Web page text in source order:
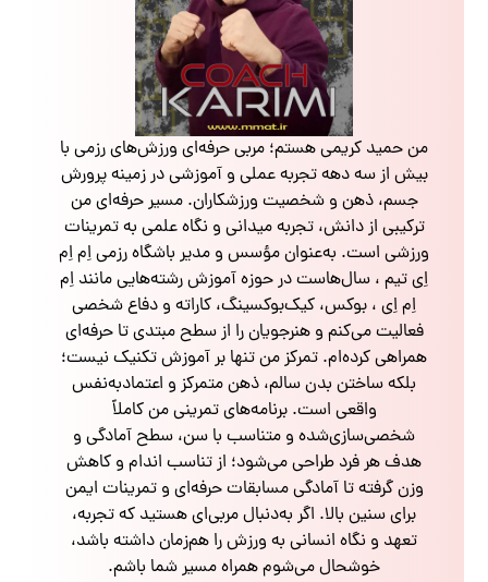
من حمید کریمی هستم؛ مربی حرفه‌ای ورزش‌های رزمی با
بیش از سه دهه تجربه عملی و آموزشی در زمینه پرورش
جسم، ذهن و شخصیت ورزشکاران. مسیر حرفه‌ای من
ترکیبی از دانش، تجربه میدانی و نگاه علمی به تمرینات
ورزشی است. به‌عنوان مؤسس و مدیر باشگاه رزمی اِم اِم
اِی تیم ، سال‌هاست در حوزه آموزش رشته‌هایی مانند اِم
اِم اِی ، بوکس، کیک‌بوکسینگ، کاراته و دفاع شخصی
فعالیت می‌کنم و هنرجویان را از سطح مبتدی تا حرفه‌ای
همراهی کرده‌ام. تمرکز من تنها بر آموزش تکنیک نیست؛
بلکه ساختن بدن سالم، ذهن متمرکز و اعتمادبه‌نفس
واقعی است. برنامه‌های تمرینی من کاملاً
شخصی‌سازی‌شده و متناسب با سن، سطح آمادگی و
هدف هر فرد طراحی می‌شود؛ از تناسب اندام و کاهش
وزن گرفته تا آمادگی مسابقات حرفه‌ای و تمرینات ایمن
برای سنین بالا. اگر به‌دنبال مربی‌ای هستید که تجربه،
تعهد و نگاه انسانی به ورزش را هم‌زمان داشته باشد،
خوشحال می‌شوم همراه مسیر شما باشم.